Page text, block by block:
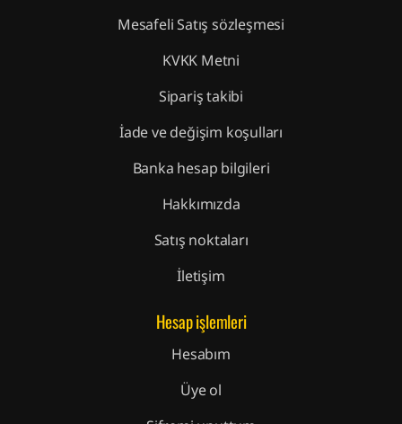
Mesafeli Satış sözleşmesi
KVKK Metni
Sipariş takibi
İade ve değişim koşulları
Banka hesap bilgileri
Hakkımızda
Satış noktaları
İletişim
Hesap işlemleri
Hesabım
Üye ol